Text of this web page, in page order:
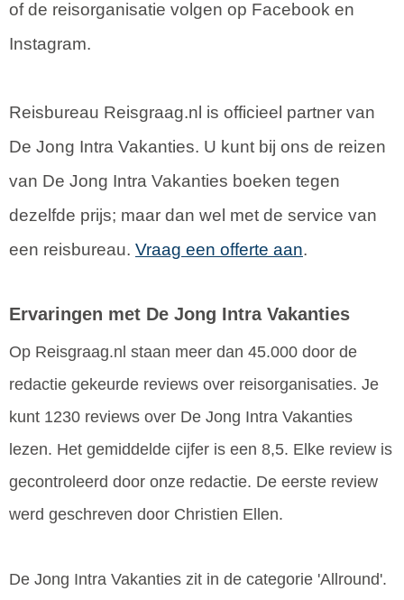
of de reisorganisatie volgen op Facebook en
Instagram.
Reisbureau Reisgraag.nl is officieel partner van
De Jong Intra Vakanties. U kunt bij ons de reizen
van De Jong Intra Vakanties boeken tegen
dezelfde prijs; maar dan wel met de service van
een reisbureau. Vraag een offerte aan.
Ervaringen met De Jong Intra Vakanties
Op Reisgraag.nl staan meer dan 45.000 door de
redactie gekeurde reviews over reisorganisaties. Je
kunt 1230 reviews over De Jong Intra Vakanties
lezen. Het gemiddelde cijfer is een 8,5. Elke review is
gecontroleerd door onze redactie. De eerste review
werd geschreven door Christien Ellen.
De Jong Intra Vakanties zit in de categorie 'Allround'.